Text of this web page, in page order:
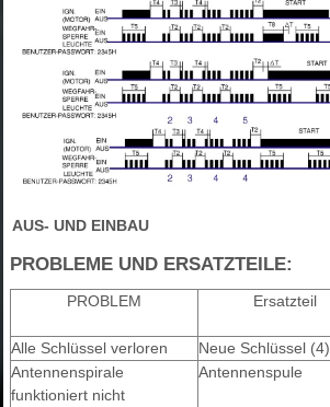
AUS- UND EINBAU
PROBLEME UND ERSATZTEILE:
PROBLEM Ersatzteil
Alle Schlüssel verloren
Neue Schlüssel (4)
Antennenspirale
funktioniert nicht
Antennenspule